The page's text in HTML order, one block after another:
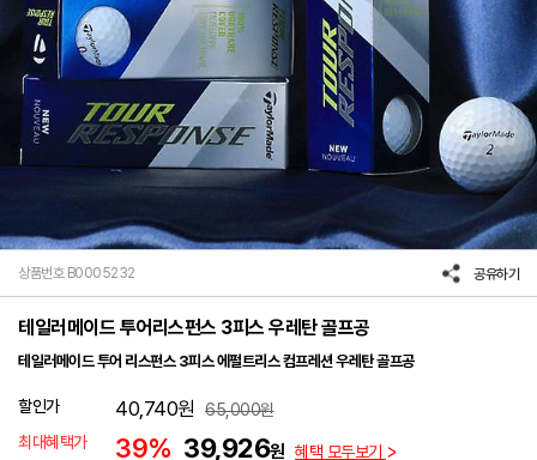
상품번호 B0005232 공유하기
테일러메이드 투어리스펀스 3피스 우레탄 골프공
테일러메이드 투어 리스펀스 3피스 에펄트리스 컴프레션 우레탄 골프공
할인가 40,740원 65,000원
최대혜택가
39% 39,926원 혜택 모두보기